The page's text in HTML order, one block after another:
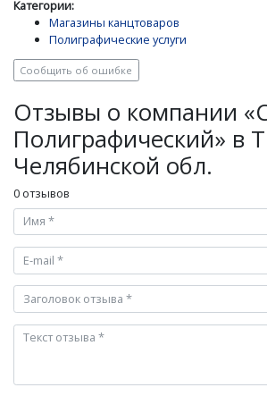
Категории:
Магазины канцтоваров
Полиграфические услуги
Сообщить об ошибке
Отзывы о компании
Полиграфический» в
Челябинской обл.
0 отзывов